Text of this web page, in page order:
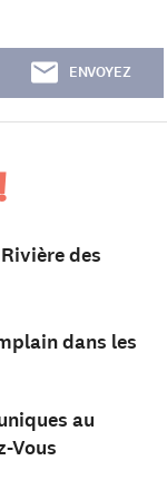
ENVOYEZ
des
dans les
au
Vous